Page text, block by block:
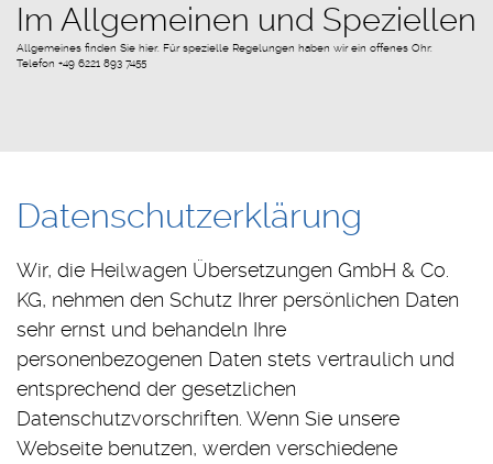
Im Allgemeinen und Speziellen
Allgemeines finden Sie hier. Für spezielle Regelungen haben wir ein offenes Ohr:
Telefon +49 6221 893 7455
Datenschutzerklärung
Wir, die Heilwagen Übersetzungen GmbH & Co.
KG, nehmen den Schutz Ihrer persönlichen Daten
sehr ernst und behandeln Ihre
personenbezogenen Daten stets vertraulich und
entsprechend der gesetzlichen
Datenschutzvorschriften. Wenn Sie unsere
Webseite benutzen, werden verschiedene